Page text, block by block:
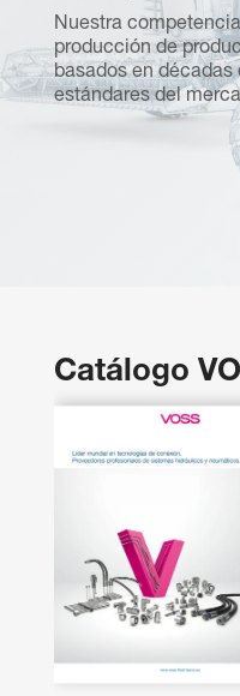
Nuestra
producción de
basados en décadas
estándares del
Catálogo